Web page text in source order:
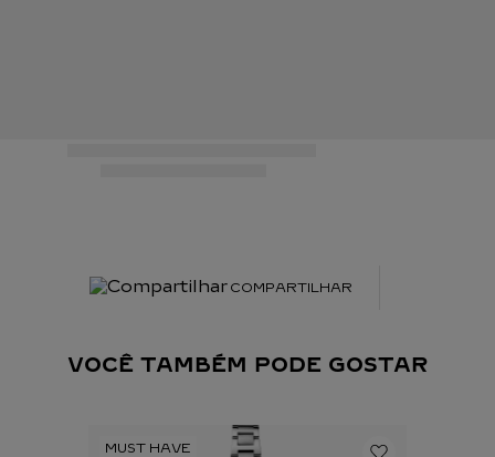
COMPARTILHAR
VOCÊ TAMBÉM PODE GOSTAR